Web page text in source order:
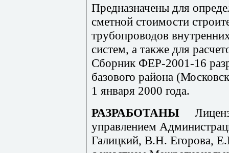
Предназначены для
сметной стоимости
трубопроводов
систем, а также для
Сборник ФЕР-2001-16
базового района
1 января 2000 года.
РАЗРАБОТАНЫ
управлением
Галицкий, В.Н. Егорова,